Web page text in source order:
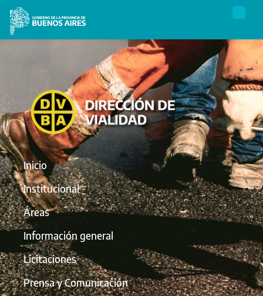
Inicio
Institucional
Áreas
Información general
Licitaciones
Prensa y Comunicación